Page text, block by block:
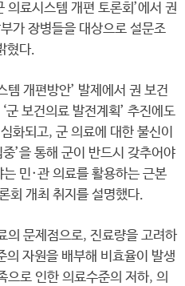
의료시스템 개편 토론회’에서 권
가 장병들을 대상으로 설문조
혔다.
템 개편방안’ 발제에서 권 보건
보건의료 발전계획’ 추진에도
화되고, 군 의료에 대한 불신이
’을 통해 군이 반드시 갖추어야
민·관 의료를 활용하는 근본
회 개최 취지를 설명했다.
의 문제점으로, 진료량을 고려하
의 자원을 배부해 비효율이 발생
으로 인한 의료수준의 저하, 의